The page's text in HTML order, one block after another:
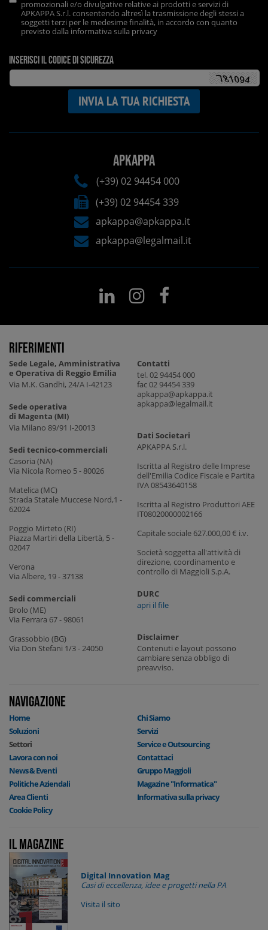
promozionali e/o divulgative relative ai prodotti e servizi di
APKAPPA S.r.l. consentendo altresì la trasmissione degli stessi a
soggetti terzi per le medesime finalità, in accordo con quanto
previsto dalla informativa sulla privacy
Inserisci il codice di sicurezza
APKAPPA
(+39) 02 94454 000
(+39) 02 94454 339
apkappa@apkappa.it
apkappa@legalmail.it
Riferimenti
Sede Legale, Amministrativa
e Operativa di Reggio Emilia
Via M.K. Gandhi, 24/A I-42123
Sede operativa
di Magenta (MI)
Via Milano 89/91 I-20013
Sedi tecnico-commerciali
Casoria (NA)
Via Nicola Romeo 5 - 80026
Matelica (MC)
Strada Statale Muccese Nord,1 -
62024
Poggio Mirteto (RI)
Piazza Martiri della Libertà, 5 -
02047
Verona
Via Albere, 19 - 37138
Sedi commerciali
Brolo (ME)
Via Ferrara 67 - 98061
Grassobbio (BG)
Via Don Stefani 1/3 - 24050
Contatti
tel. 02 94454 000
fac 02 94454 339
apkappa@apkappa.it
apkappa@legalmail.it
Dati Societari
APKAPPA S.r.l.
Iscritta al Registro delle Imprese
dell'Emilia Codice Fiscale e Partita
IVA 08543640158
Iscritta al Registro Produttori AEE
IT08020000002166
Capitale sociale 627.000,00 € i.v.
Società soggetta all'attività di
direzione, coordinamento e
controllo di Maggioli S.p.A.
DURC
apri il file
Disclaimer
Contenuti e layout possono
cambiare senza obbligo di
preavviso.
NAVIGAZIONE
Home
Chi Siamo
Soluzioni
Servizi
Settori
Service e Outsourcing
Lavora con noi
Contattaci
News & Eventi
Gruppo Maggioli
Politiche Aziendali
Magazine "Informatica"
Area Clienti
Informativa sulla privacy
Cookie Policy
Il Magazine
Digital Innovation Mag
Casi di eccellenza, idee e progetti nella PA
Visita il sito